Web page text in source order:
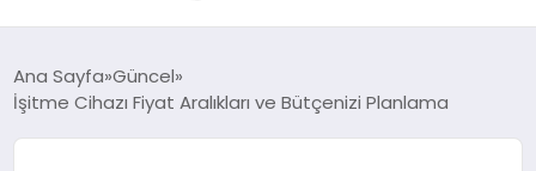
ANA SAYFA
Ana Sayfa Güncel
İşitme Cihazı Fiyat Aralıkları ve Bütçenizi Planlama